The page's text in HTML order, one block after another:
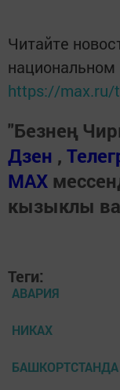
Читайте
https://max.ru/
"Безнең
Дзен ,
МАХ
кызыклы
Теги:
АВАРИЯ
НИКАХ